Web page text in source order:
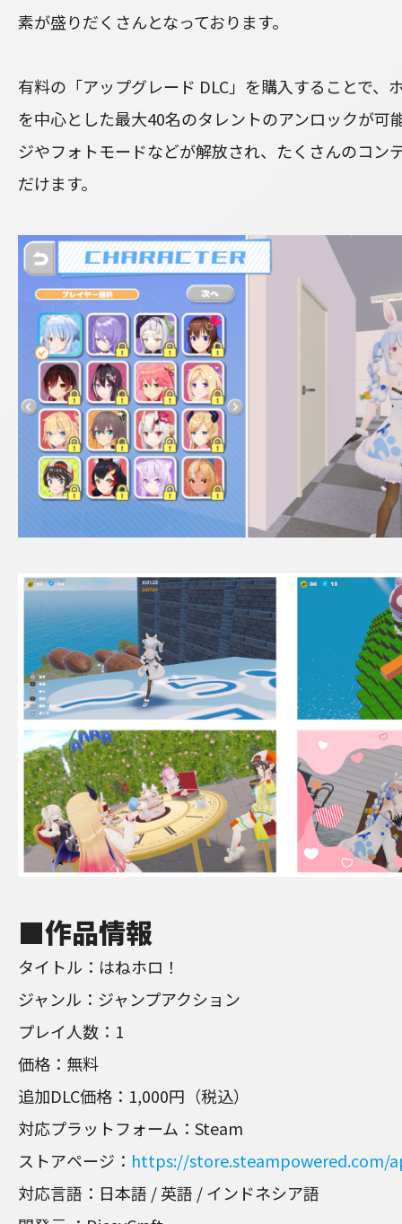
素が盛りだくさんとなっております。
有料の「アップグレード DLC」を購入することで、
を中心とした最大40名のタレントのアンロックが可
ジやフォトモードなどが解放され、たくさんのコン
だけます。
■作品情報
タイトル：はねホロ！
ジャンル：ジャンプアクション
プレイ人数：1
価格：無料
追加DLC価格：1,000円（税込）
対応プラットフォーム：Steam
ストアページ： https://store.steampowered.com/
対応言語：日本語 / 英語 / インドネシア語